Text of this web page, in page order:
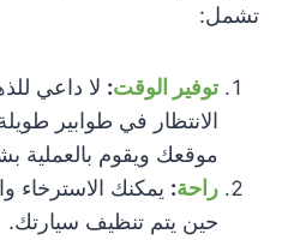
تشمل:
توفير الوقت: لا داعي
الانتظار في طوابير
موقعك ويقوم بالعملية
راحة: يمكنك الاسترخاء
حين يتم تنظيف سيارتك.